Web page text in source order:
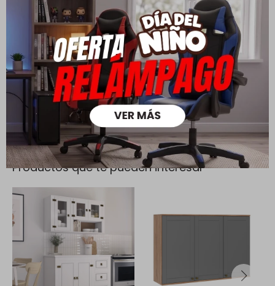
Todas las compras realizadas tienen un plazo de 5 días para
su cambio.
Ver mas
Medios de pago
Productos que te pueden interesar